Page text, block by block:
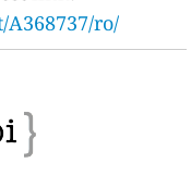
ro/